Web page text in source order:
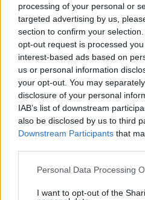
processing of your personal or
targeted advertising by us,
section to confirm your
opt-out request is processed
interest-based ads based on
us or personal information
your opt-out. You may
disclosure of your personal
IAB’s list of downstream
also be disclosed by us to third
Downstream Participants that
Please note that this website/
not limited to your visit or usage
Personal Data Processing
I want to opt-out of the
Τριαντόπουλος: Σε εξέλιξη
ειδικό σχήμα στήριξης των
επιχειρήσεων του Παλαμά και
της Φαρκαδόνας
ΕΛΕΑΝΑ ΖΑΜΠΑΡΑ